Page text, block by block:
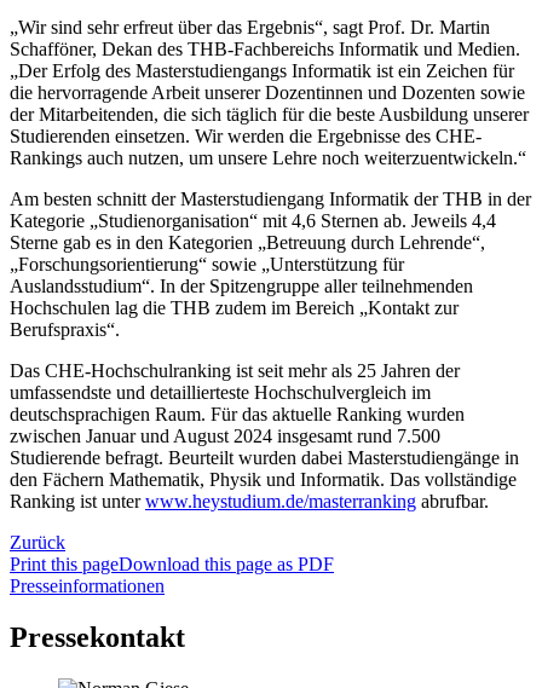
„Wir sind sehr erfreut über das Ergebnis“, sagt Prof. Dr. Martin
Schafföner, Dekan des THB-Fachbereichs Informatik und Medien.
„Der Erfolg des Masterstudiengangs Informatik ist ein Zeichen für
die hervorragende Arbeit unserer Dozentinnen und Dozenten sowie
der Mitarbeitenden, die sich täglich für die beste Ausbildung unserer
Studierenden einsetzen. Wir werden die Ergebnisse des CHE-
Rankings auch nutzen, um unsere Lehre noch weiterzuentwickeln.“
Am besten schnitt der Masterstudiengang Informatik der THB in der
Kategorie „Studienorganisation“ mit 4,6 Sternen ab. Jeweils 4,4
Sterne gab es in den Kategorien „Betreuung durch Lehrende“,
„Forschungsorientierung“ sowie „Unterstützung für
Auslandsstudium“. In der Spitzengruppe aller teilnehmenden
Hochschulen lag die THB zudem im Bereich „Kontakt zur
Berufspraxis“.
Das CHE-Hochschulranking ist seit mehr als 25 Jahren der
umfassendste und detaillierteste Hochschulvergleich im
deutschsprachigen Raum. Für das aktuelle Ranking wurden
zwischen Januar und August 2024 insgesamt rund 7.500
Studierende befragt. Beurteilt wurden dabei Masterstudiengänge in
den Fächern Mathematik, Physik und Informatik. Das vollständige
Ranking ist unterwww.heystudium.de/masterranking abrufbar.
Zurück
Print this pageDownload this page as PDF
Presseinformationen
Pressekontakt